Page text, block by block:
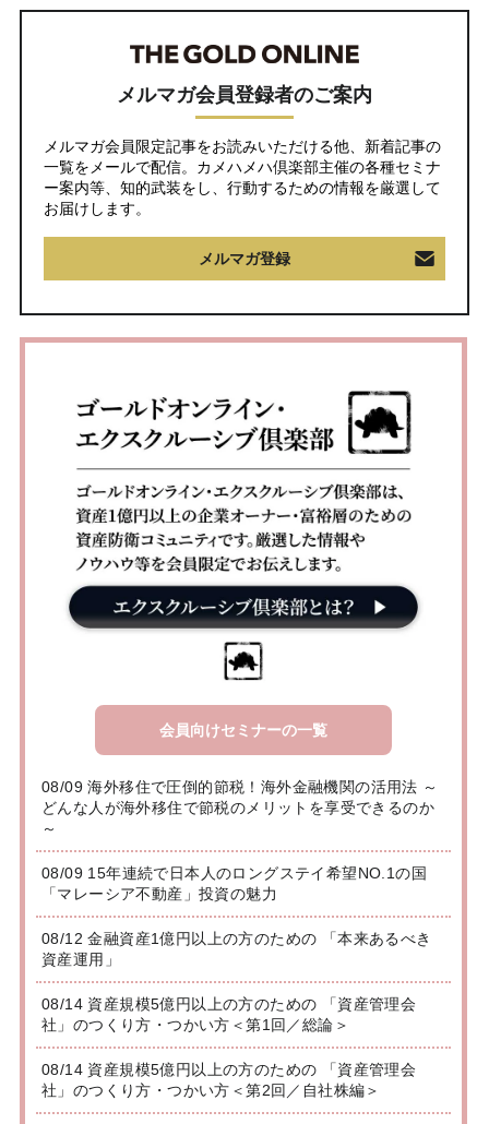
メルマガ会員登録者のご案内
メルマガ会員限定記事をお読みいただける他、新着記事の
一覧をメールで配信。カメハメハ倶楽部主催の各種セミナ
ー案内等、知的武装をし、行動するための情報を厳選して
お届けします。
メルマガ登録
会員向けセミナーの一覧
08/09 海外移住で圧倒的節税！海外金融機関の活用法 ～
どんな人が海外移住で節税のメリットを享受できるのか
～
08/09 15年連続で日本人のロングステイ希望NO.1の国
「マレーシア不動産」投資の魅力
08/12 金融資産1億円以上の方のための 「本来あるべき
資産運用」
08/14 資産規模5億円以上の方のための 「資産管理会
社」のつくり方・つかい方＜第1回／総論＞
08/14 資産規模5億円以上の方のための 「資産管理会
社」のつくり方・つかい方＜第2回／自社株編＞